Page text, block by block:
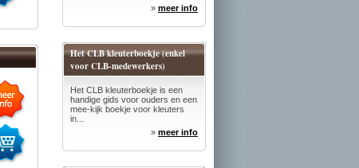
» meer info
Het CLB kleuterboekje (enkel
voor CLB-medewerkers)
Het CLB kleuterboekje is een
handige gids voor ouders en een
mee-kijk boekje voor kleuters
in...
» meer info